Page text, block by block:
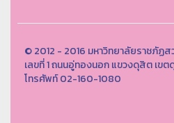
© 2012 - 2016 มหาวิทยาลัยราชภัฏ
เลขที่ 1 ถนนอู่ทองนอก แขวงดุสิต เข
โทรศัพท์ 02-160-1080